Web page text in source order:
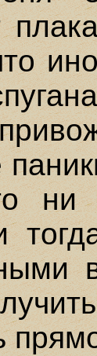
ни